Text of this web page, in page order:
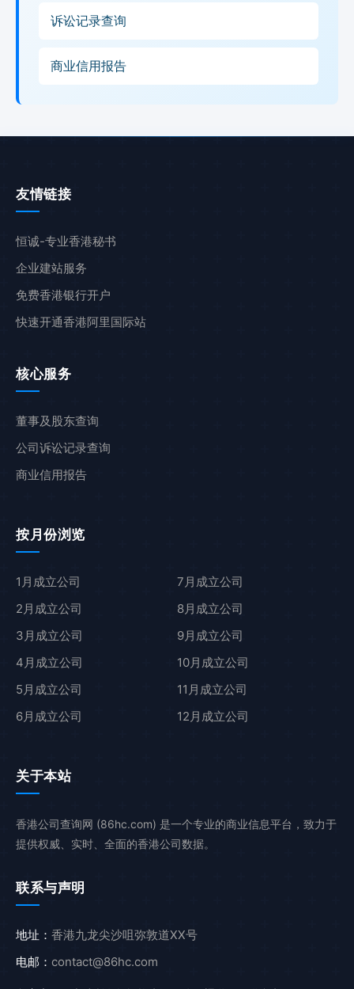
诉讼记录查询
商业信用报告
友情链接
恒诚-专业香港秘书
企业建站服务
免费香港银行开户
快速开通香港阿里国际站
核心服务
董事及股东查询
公司诉讼记录查询
商业信用报告
按月份浏览
1月成立公司
2月成立公司
3月成立公司
4月成立公司
5月成立公司
6月成立公司
7月成立公司
8月成立公司
9月成立公司
10月成立公司
11月成立公司
12月成立公司
关于本站
香港公司查询网 (86hc.com) 是一个专业的商业信息平台，致力于
提供权威、实时、全面的香港公司数据。
联系与声明
地址： 香港九龙尖沙咀弥敦道XX号
电邮： contact@86hc.com